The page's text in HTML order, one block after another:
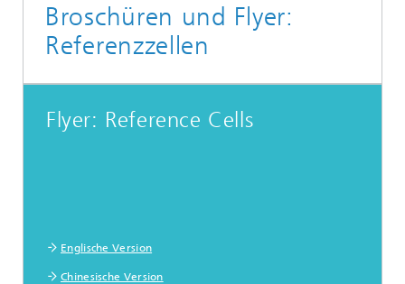
Broschüren und Flyer:
Referenzzellen
Flyer: Reference Cells
Englische Version
Chinesische Version